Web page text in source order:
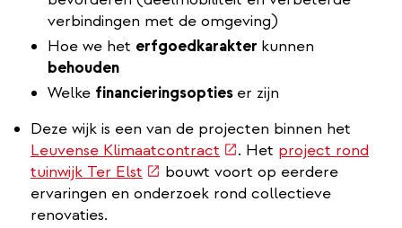
verbindingen met de omgeving)
Hoe we het erfgoedkarakter kunnen
behouden
Welke financieringsopties er zijn
Deze wijk is een van de projecten binnen het
Leuvense Klimaatcontract (externe
link)
. Het project rond
tuinwijk Ter Elst (externe
link)
bouwt voort op eerdere
ervaringen en onderzoek rond collectieve
renovaties.